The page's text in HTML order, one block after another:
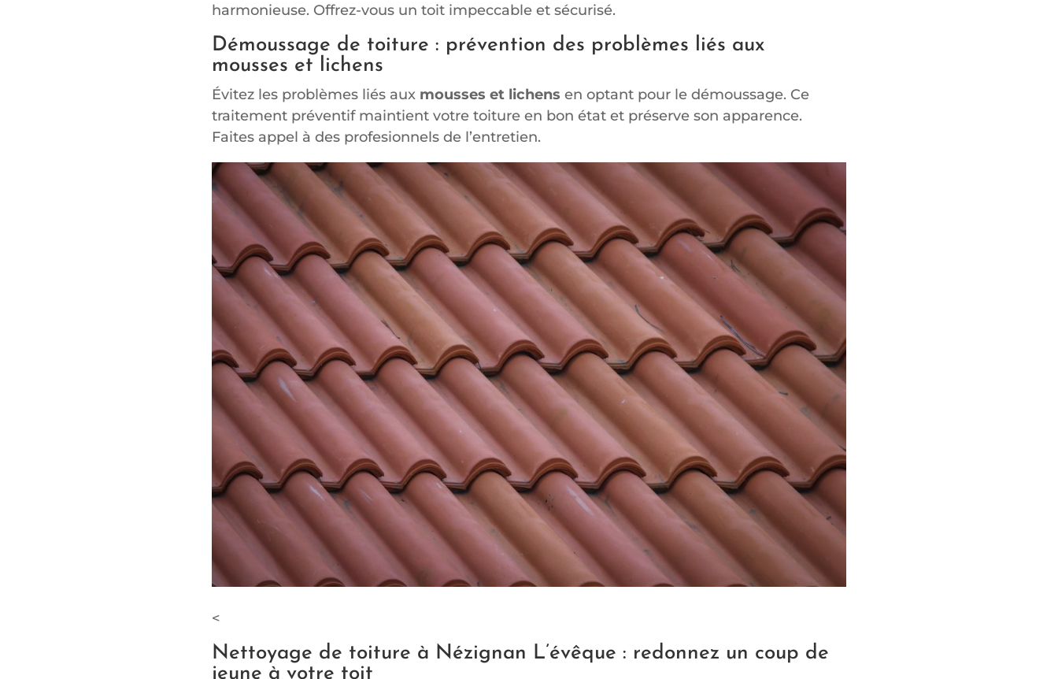
harmonieuse. Offrez-vous un toit impeccable et sécurisé.
Démoussage de toiture : prévention des problèmes liés aux
mousses et lichens
Évitez les problèmes liés aux mousses et lichens en optant pour le démoussage. Ce
traitement préventif maintient votre toiture en bon état et préserve son apparence.
Faites appel à des profesionnels de l’entretien.
<
Nettoyage de toiture à Nézignan L’évêque : redonnez un coup de
jeune à votre toit